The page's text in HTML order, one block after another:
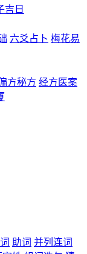
吉日
六爻占卜 梅花易
方秘方 经方医案
助词 并列连词